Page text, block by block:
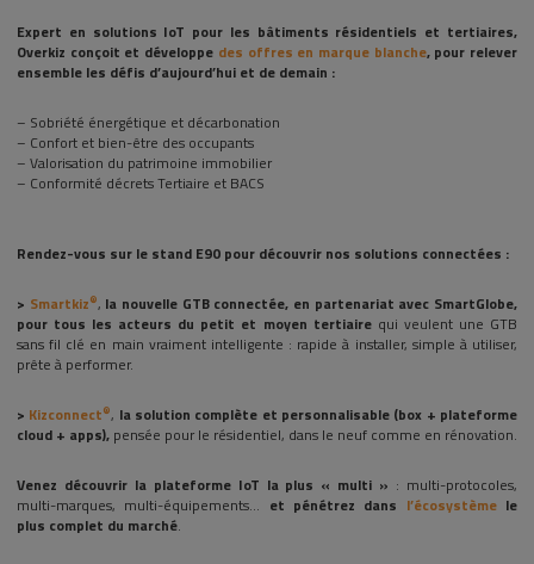
Expert en solutions IoT pour les bâtiments résidentiels et tertiaires,
Overkiz conçoit et développe des offres en marque blanche, pour relever
ensemble les défis d’aujourd’hui et de demain :
– Sobriété énergétique et décarbonation
– Confort et bien-être des occupants
– Valorisation du patrimoine immobilier
– Conformité décrets Tertiaire et BACS
Rendez-vous sur le stand E90 pour découvrir nos solutions connectées :
> Smartkiz®, la nouvelle GTB connectée, en partenariat avec SmartGlobe,
pour tous les acteurs du petit et moyen tertiairequi veulent une GTB
sans fil clé en main vraiment intelligente : rapide à installer, simple à utiliser,
prête à performer.
> Kizconnect®, la solution complète et personnalisable (box + plateforme
cloud + apps), pensée pour le résidentiel, dans le neuf comme en rénovation.
Venez découvrir la plateforme IoT la plus « multi » : multi-protocoles,
multi-marques, multi-équipements… et pénétrez dans l’écosystèmele
plus complet du marché.